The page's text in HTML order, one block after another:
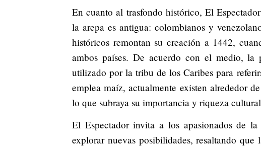
En cuanto al trasfondo histórico, El
la arepa es antigua: colombianos y
históricos remontan su creación a 1442,
ambos países. De acuerdo con el medio, la
utilizado por la tribu de los Caribes para
emplea maíz, actualmente existen alrededor
lo que subraya su importancia y riqueza
El Espectador invita a los apasionados de
explorar nuevas posibilidades, resaltando